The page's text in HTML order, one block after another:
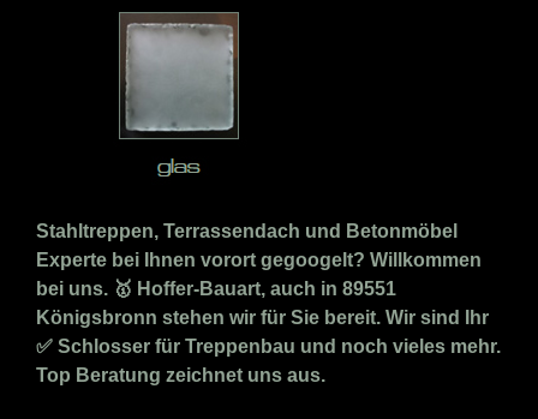
Stahltreppen, Terrassendach und Betonmöbel
Experte bei Ihnen vorort gegoogelt? Willkommen
bei uns. 🥇 Hoffer-Bauart, auch in 89551
Königsbronn stehen wir für Sie bereit. Wir sind Ihr
✅ Schlosser für Treppenbau und noch vieles mehr.
Top Beratung zeichnet uns aus.